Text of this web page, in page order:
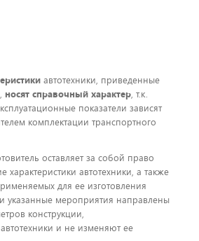
автотехники, приведенные
носят справочный характер , т.к.
показатели зависят
комплектации транспортного
оставляет за собой право
характеристики автотехники, а также
для ее изготовления
указанные мероприятия направлены
конструкции,
и не изменяют ее